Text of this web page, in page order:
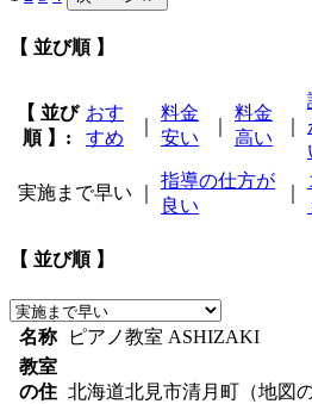
【 並び順 】
【 並び
順 】:
おす
すめ
料金
安い
料金
高い
実施まで早い
指導の仕方が
良い
【 並び順 】
名称
ピアノ教室 ASHIZAKI
教室
の住 北海道北見市清月町（地図